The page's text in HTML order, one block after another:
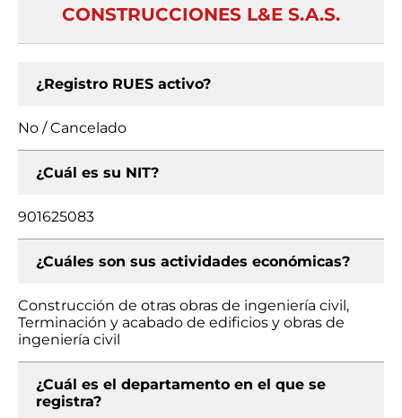
CONSTRUCCIONES L&E S.A.S.
¿Registro RUES activo?
No / Cancelado
¿Cuál es su NIT?
901625083
¿Cuáles son sus actividades económicas?
Construcción de otras obras de ingeniería civil,
Terminación y acabado de edificios y obras de
ingeniería civil
¿Cuál es el departamento en el que se
registra?